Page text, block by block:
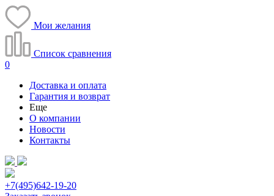
Мои желания
Список сравнения
0
Доставка и оплата
Гарантия и возврат
Еще
О компании
Новости
Контакты
+7(495)642-19-20